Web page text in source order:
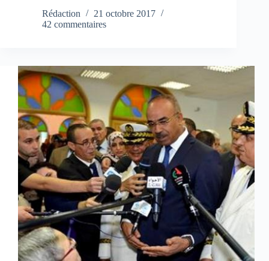
Rédaction
21 octobre 2017
42 commentaires